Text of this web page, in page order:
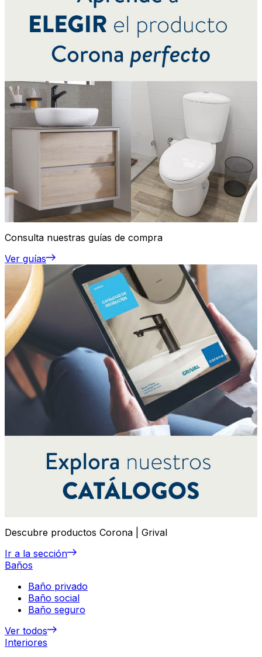
Consulta nuestras guías de compra
Ver guías
Descubre productos Corona | Grival
Ir a la sección
Baños
Baño privado
Baño social
Baño seguro
Ver todos
Interiores